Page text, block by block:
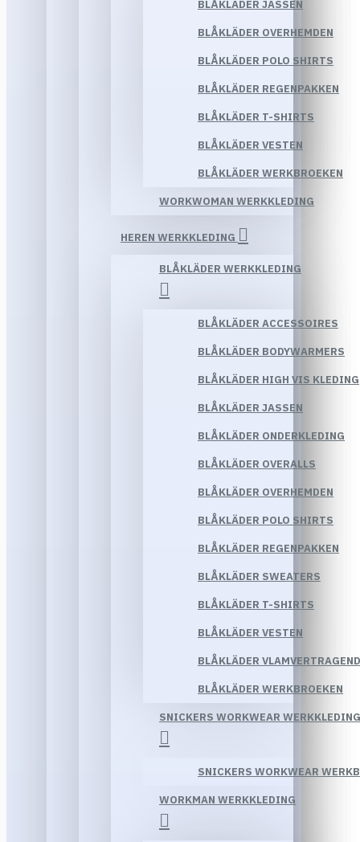
BLÅKLÄDER JASSEN
BLÅKLÄDER OVERHEMDEN
BLÅKLÄDER POLO SHIRTS
BLÅKLÄDER REGENPAKKEN
BLÅKLÄDER T-SHIRTS
BLÅKLÄDER VESTEN
BLÅKLÄDER WERKBROEKEN
WORKWOMAN WERKKLEDING
HEREN WERKKLEDING
BLÅKLÄDER WERKKLEDING
BLÅKLÄDER ACCESSOIRES
BLÅKLÄDER BODYWARMERS
BLÅKLÄDER HIGH VIS KLEDING
BLÅKLÄDER JASSEN
BLÅKLÄDER ONDERKLEDING
BLÅKLÄDER OVERALLS
BLÅKLÄDER OVERHEMDEN
BLÅKLÄDER POLO SHIRTS
BLÅKLÄDER REGENPAKKEN
BLÅKLÄDER SWEATERS
BLÅKLÄDER T-SHIRTS
BLÅKLÄDER VESTEN
BLÅKLÄDER
BLÅKLÄDER WERKBROEKEN
SNICKERS WORKWEAR WERKKLEDING
SNICKERS WORKWEAR
WORKMAN WERKKLEDING